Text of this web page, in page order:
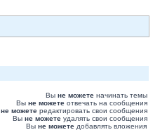
Вы не можете начинать темы
Вы не можете отвечать на сообщения
не можете редактировать свои сообщения
Вы не можете удалять свои сообщения
Вы не можете добавлять вложения